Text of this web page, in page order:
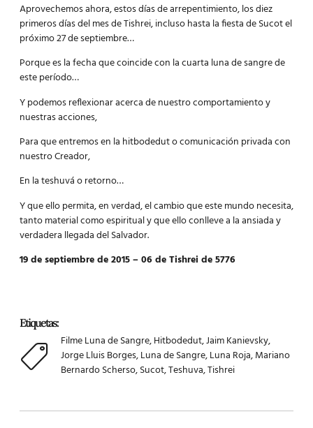
Aprovechemos ahora, estos días de arrepentimiento, los diez
primeros días del mes de Tishrei, incluso hasta la fiesta de Sucot el
próximo 27 de septiembre…
Porque es la fecha que coincide con la cuarta luna de sangre de
este período…
Y podemos reflexionar acerca de nuestro comportamiento y
nuestras acciones,
Para que entremos en la hitbodedut o comunicación privada con
nuestro Creador,
En la teshuvá o retorno…
Y que ello permita, en verdad, el cambio que este mundo necesita,
tanto material como espiritual y que ello conlleve a la ansiada y
verdadera llegada del Salvador.
19 de septiembre de 2015 – 06 de Tishrei de 5776
Etiquetas:
Filme Luna de Sangre,Hitbodedut,Jaim Kanievsky,
Jorge Lluis Borges,Luna de Sangre,Luna Roja,Mariano
Bernardo Scherso,Sucot,Teshuva,Tishrei